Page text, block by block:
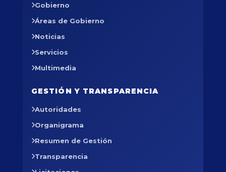
Gobierno
Áreas de Gobierno
Noticias
Servicios
Multimedia
GESTIÓN Y TRANSPARENCIA
Autoridades
Organigrama
Resumen de Gestión
Transparencia